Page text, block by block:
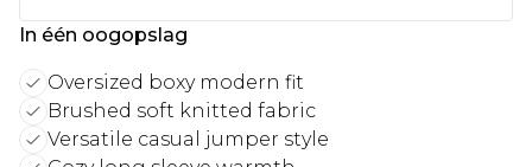
In één oogopslag
Oversized boxy modern fit
Brushed soft knitted fabric
Versatile casual jumper style